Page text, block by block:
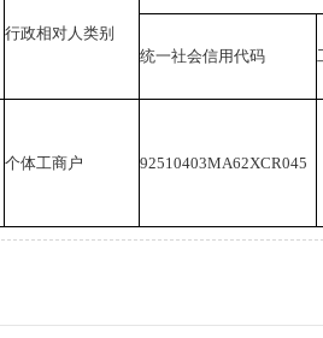
行政相对人类别
统一社会信用代码
个体工商户 92510403MA62XCR045